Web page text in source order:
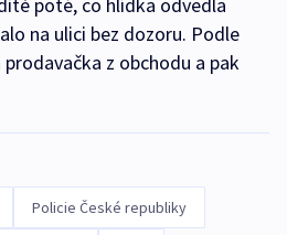
poté, co hlídka odvedla
na ulici bez dozoru. Podle
z obchodu a pak
Policie České republiky